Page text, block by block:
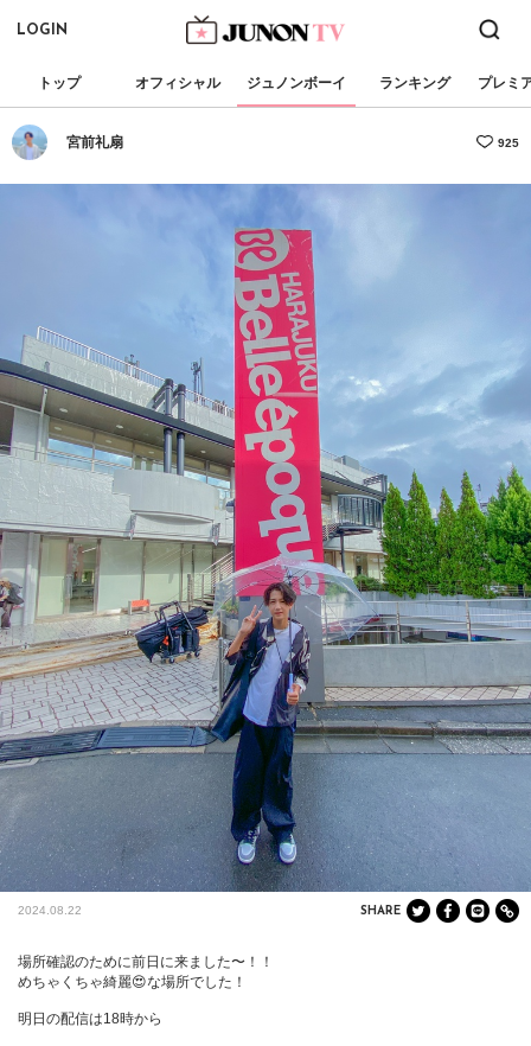
LOGIN
トップ オフィシャル ジュノンボーイ ランキング プレミ
宮前礼扇 925
2024.08.22 SHARE
場所確認のために前日に来ました〜！！
めちゃくちゃ綺麗😍な場所でした！
明日の配信は18時から